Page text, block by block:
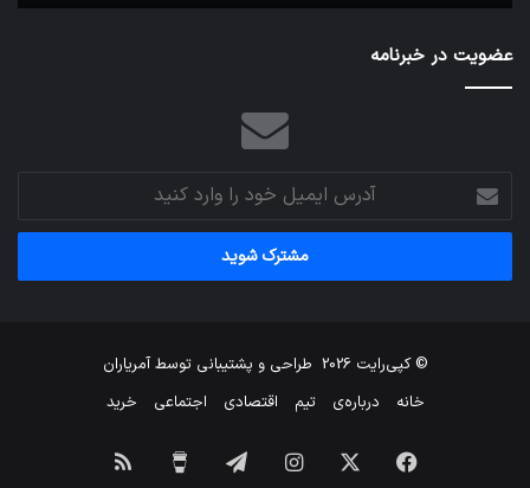
عضویت در خبرنامه
آدرس
ایمیل
خود
وارد
© کپی‌رایت 2026 طراحی و پشتیبانی توسطآمریاران
خانه
درباره‌ی تیم اقتصادی اجتماعی خرید
فیس اینستاگرامتلگرام خوراک